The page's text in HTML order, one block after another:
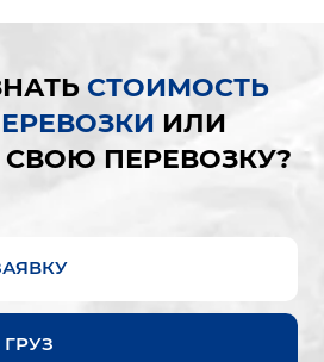
СТОИМОСТЬ
ИЛИ
СВОЮ ПЕРЕВОЗКУ?